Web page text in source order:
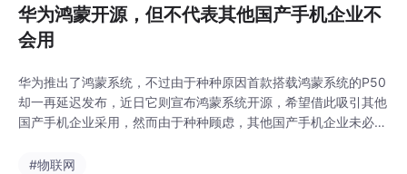
华为鸿蒙开源，但不代表其他国产手机企业不
会用
华为推出了鸿蒙系统，不过由于种种原因首款搭载鸿蒙系统的P50
却一再延迟发布，近日它则宣布鸿蒙系统开源，希望借此吸引其他
国产手机企业采用，然而由于种种顾虑，其他国产手机企业未必会
#物联网